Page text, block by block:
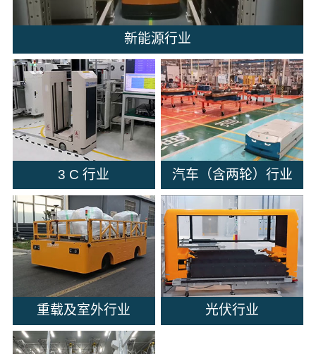
新能源行业
3 C 行业 汽车（含两轮）行业
重载及室外行业 光伏行业